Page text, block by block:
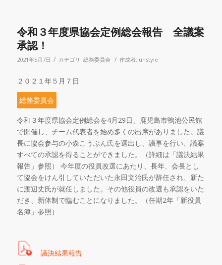
令和３年度県協会定例総会報告 全議案
承認！
2021年5月7日 / カテゴリ: 総務委員会 / 作成者: unstyle
２０２１年５月７日
総務委員会
令和３年度県協会定例総会を4月29日、鹿児島市鴨池公民館
で開催し、チーム代表者を始め多くの出席がありました。議
長に協会参与の小森こうぶん氏を選出し、議事を行い、議案
すべての承認を得ることができました。（詳細は「議決結果
報告」参照） 今年度の役員改選にあたり、長年、会長とし
て協会をけん引していただいた永田文治氏が辞任され、新た
に渡辺丈氏が就任しました。その他役員の改選も承認をいた
だき、新体制で臨むことになりました。（任期2年「新役員
名簿」参照）
議決結果報告